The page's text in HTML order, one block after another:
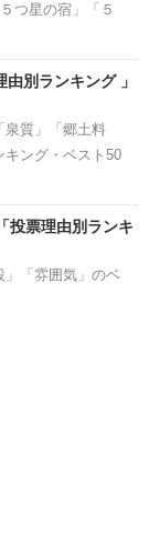
つ星の宿」「５
別ランキング 」
泉質」「郷土料
キング・ベスト50
投票理由別ランキ
」「雰囲気」のベ